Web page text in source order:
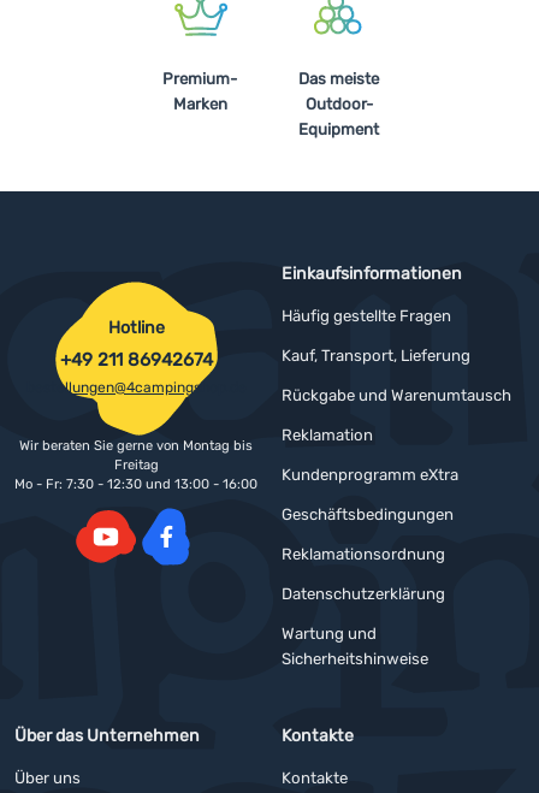
Premium-
Marken
Das meiste
Outdoor-
Equipment
Einkaufsinformationen
Häufig gestellte Fragen
Kauf, Transport, Lieferung
Rückgabe und Warenumtausch
Reklamation
Kundenprogramm eXtra
Geschäftsbedingungen
Reklamationsordnung
Datenschutzerklärung
Wartung und
Sicherheitshinweise
Über das Unternehmen
Über uns
Kontakte
Kontakte
Hotline
+49 211 86942674
bestellungen@4campingshop.de
Wir beraten Sie gerne von Montag bis
Freitag
Mo - Fr: 7:30 - 12:30 und 13:00 - 16:00